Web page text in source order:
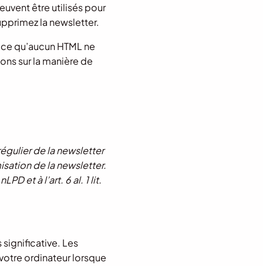
être utilisés pour
la newsletter.
qu’aucun HTML ne
sur la manière de
de la newsletter
de la newsletter.
et à l’art. 6 al. 1 lit.
significative. Les
ordinateur lorsque